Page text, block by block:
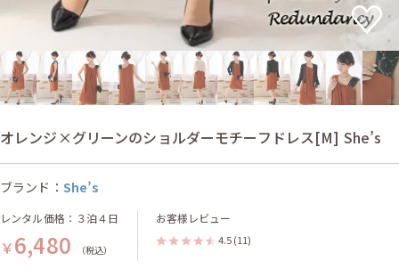
オレンジ×グリーンのショルダーモチーフドレス[M] She’s
ブランド： She’s
レンタル価格：３泊４日
￥6,480 （税込）
お客様レビュー
4.5 (11)